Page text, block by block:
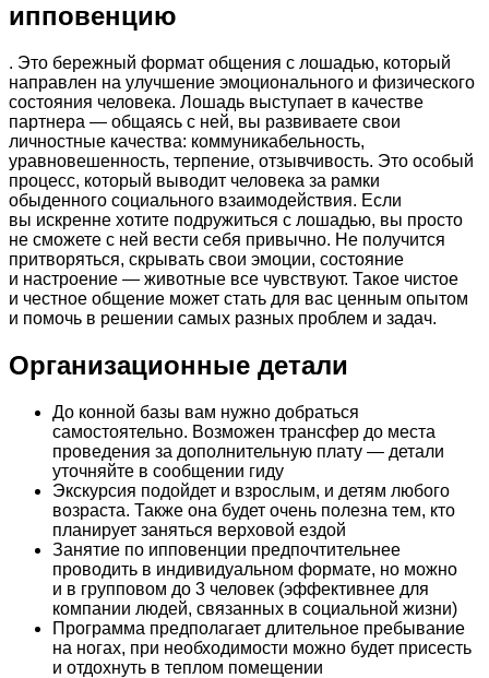
ипповенцию
. Это бережный формат общения с лошадью, который
направлен на улучшение эмоционального и физического
состояния человека. Лошадь выступает в качестве
партнера — общаясь с ней, вы развиваете свои
личностные качества: коммуникабельность,
уравновешенность, терпение, отзывчивость. Это особый
процесс, который выводит человека за рамки
обыденного социального взаимодействия. Если
вы искренне хотите подружиться с лошадью, вы просто
не сможете с ней вести себя привычно. Не получится
притворяться, скрывать свои эмоции, состояние
и настроение — животные все чувствуют. Такое чистое
и честное общение может стать для вас ценным опытом
и помочь в решении самых разных проблем и задач.
Организационные детали
До конной базы вам нужно добраться
самостоятельно. Возможен трансфер до места
проведения за дополнительную плату — детали
уточняйте в сообщении гиду
Экскурсия подойдет и взрослым, и детям любого
возраста. Также она будет очень полезна тем, кто
планирует заняться верховой ездой
Занятие по ипповенции предпочтительнее
проводить в индивидуальном формате, но можно
и в групповом до 3 человек (эффективнее для
компании людей, связанных в социальной жизни)
Программа предполагает длительное пребывание
на ногах, при необходимости можно будет присесть
и отдохнуть в теплом помещении